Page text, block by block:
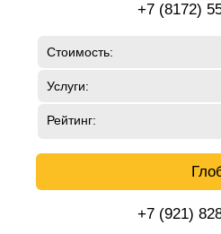
+7 (8172)
Стоимость:
Услуги:
Рейтинг:
+7 (921)